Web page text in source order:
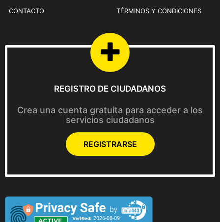
CONTACTO TÉRMINOS Y CONDICIONES
REGISTRO DE CIUDADANOS
Crea una cuenta gratuita para acceder a los
servicios ciudadanos
REGISTRARSE